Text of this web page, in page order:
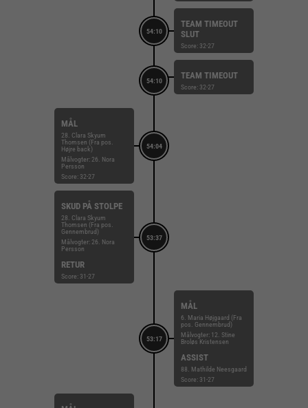
54:10
TEAM TIMEOUT
SLUT
Score: 32-27
54:10
TEAM TIMEOUT
Score: 32-27
54:04
MÅL
28. Clara Skyum
Thomsen (Fra pos.
Højre back)
Målvogter: 26. Nora
Persson
Score: 32-27
53:37
SKUD PÅ STOLPE
28. Clara Skyum
Thomsen (Fra pos.
Gennembrud)
Målvogter: 26. Nora
Persson
RETUR
Score: 31-27
53:17
MÅL
6. Maria Højgaard (Fra
pos. Gennembrud)
Målvogter: 12. Stine
Broløs Kristensen
ASSIST
88. Mathilde Neesgaard
Score: 31-27